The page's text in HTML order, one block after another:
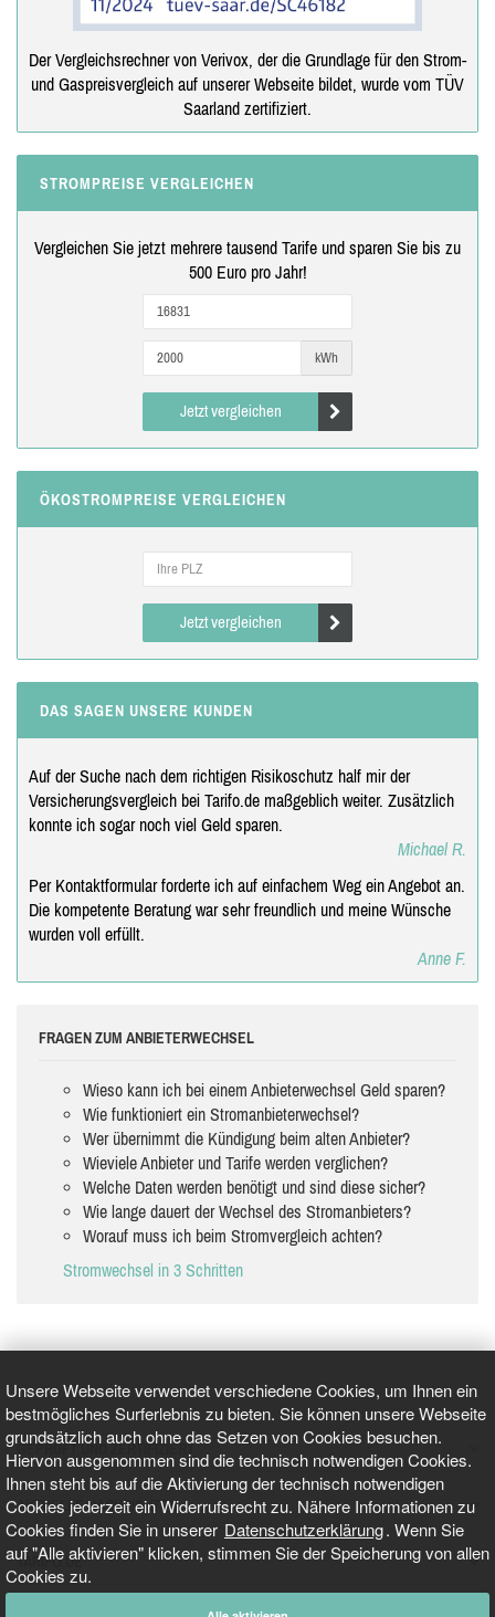
Unsere Webseite verwendet verschiedene Cookies, um Ihnen ein
bestmögliches Surferlebnis zu bieten. Sie können unsere Webseite
grundsätzlich auch ohne das Setzen von Cookies besuchen.
Hiervon ausgenommen sind die technisch notwendigen Cookies.
Ihnen steht bis auf die Aktivierung der technisch notwendigen
Cookies jederzeit ein Widerrufsrecht zu. Nähere Informationen zu
Cookies finden Sie in unserer Datenschutzerklärung. Wenn Sie
auf "Alle aktivieren" klicken, stimmen Sie der Speicherung von allen
Cookies zu.
Der Vergleichsrechner von Verivox, der die Grundlage für den Strom-
und Gaspreisvergleich auf unserer Webseite bildet, wurde vom TÜV
Saarland zertifiziert.
STROMPREISE VERGLEICHEN
Vergleichen Sie jetzt mehrere tausend Tarife und sparen Sie bis zu
500 Euro pro Jahr!
kWh
Jetzt vergleichen
ÖKOSTROMPREISE VERGLEICHEN
Jetzt vergleichen
DAS SAGEN UNSERE KUNDEN
Auf der Suche nach dem richtigen Risikoschutz half mir der
Versicherungsvergleich bei Tarifo.de maßgeblich weiter. Zusätzlich
konnte ich sogar noch viel Geld sparen.
Michael R.
Per Kontaktformular forderte ich auf einfachem Weg ein Angebot an.
Die kompetente Beratung war sehr freundlich und meine Wünsche
wurden voll erfüllt.
Anne F.
FRAGEN ZUM ANBIETERWECHSEL
Wieso kann ich bei einem Anbieterwechsel Geld sparen?
Wie funktioniert ein Stromanbieterwechsel?
Wer übernimmt die Kündigung beim alten Anbieter?
Wieviele Anbieter und Tarife werden verglichen?
Welche Daten werden benötigt und sind diese sicher?
Wie lange dauert der Wechsel des Stromanbieters?
Worauf muss ich beim Stromvergleich achten?
Stromwechsel in 3 Schritten
GEPRÜFT UND ZERTIFIZIERT
AKTUELLE NACHRICHTEN
TARIFO.DE